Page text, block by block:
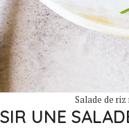
Salade de
UNE